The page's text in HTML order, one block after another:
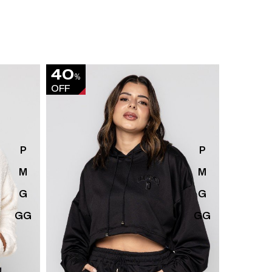
P
M
G
GG
40%
OFF
P
M
G
GG